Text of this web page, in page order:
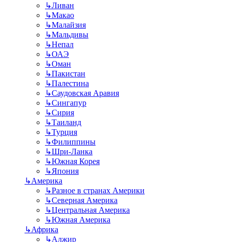
↳Ливан
↳Макао
↳Малайзия
↳Мальдивы
↳Непал
↳ОАЭ
↳Оман
↳Пакистан
↳Палестина
↳Саудовская Аравия
↳Сингапур
↳Сирия
↳Таиланд
↳Турция
↳Филиппины
↳Шри-Ланка
↳Южная Корея
↳Япония
↳Америка
↳Разное в странах Америки
↳Северная Америка
↳Центральная Америка
↳Южная Америка
↳Африка
↳Алжир